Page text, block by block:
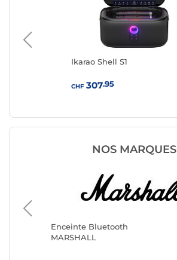
Ikarao Shell S1
CHF307.95
NOS MARQUES
Enceinte Bluetooth
MARSHALL